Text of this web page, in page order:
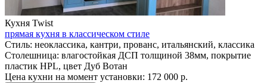
Кухня Twist
прямая кухня в классическом стиле
Стиль: неоклассика, кантри, прованс, итальянский, классика
Столешница: влагостойкая ДСП толщиной 38мм, покрытие
пластик HPL, цвет Дуб Вотан
Цена кухни на момент установки: 172 000 р.